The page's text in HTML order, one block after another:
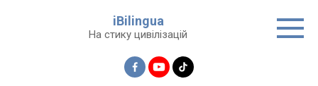
iBilingua
На стику цивілізацій